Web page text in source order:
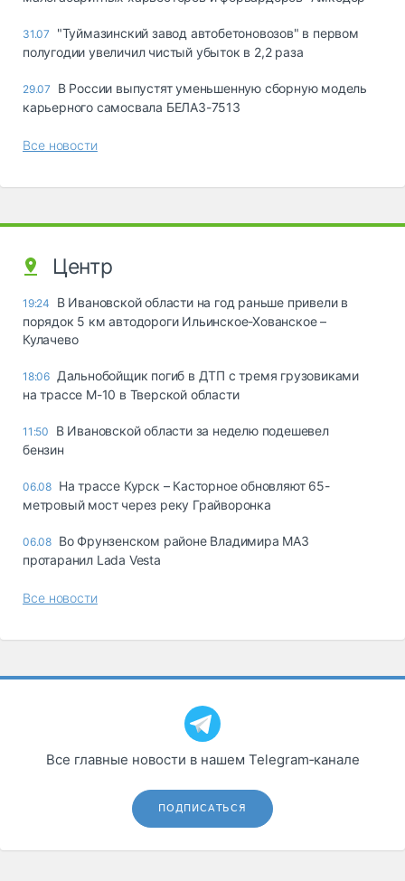
31.07
"Туймазинский завод автобетоновозов" в первом
полугодии увеличил чистый убыток в 2,2 раза
29.07
В России выпустят уменьшенную сборную модель
карьерного самосвала БЕЛАЗ-7513
Все новости
Центр
19:24
В Ивановской области на год раньше привели в
порядок 5 км автодороги Ильинское-Хованское –
Кулачево
18:06 Дальнобойщик погиб в ДТП с тремя грузовиками
на трассе М-10 в Тверской области
11:50
В Ивановской области за неделю подешевел
бензин
06.08 На трассе Курск – Касторное обновляют 65-
метровый мост через реку Грайворонка
06.08 Во Фрунзенском районе Владимира МАЗ
протаранил Lada Vesta
Все новости
Все главные новости в нашем Telegram‑канале
ПОДПИСАТЬСЯ